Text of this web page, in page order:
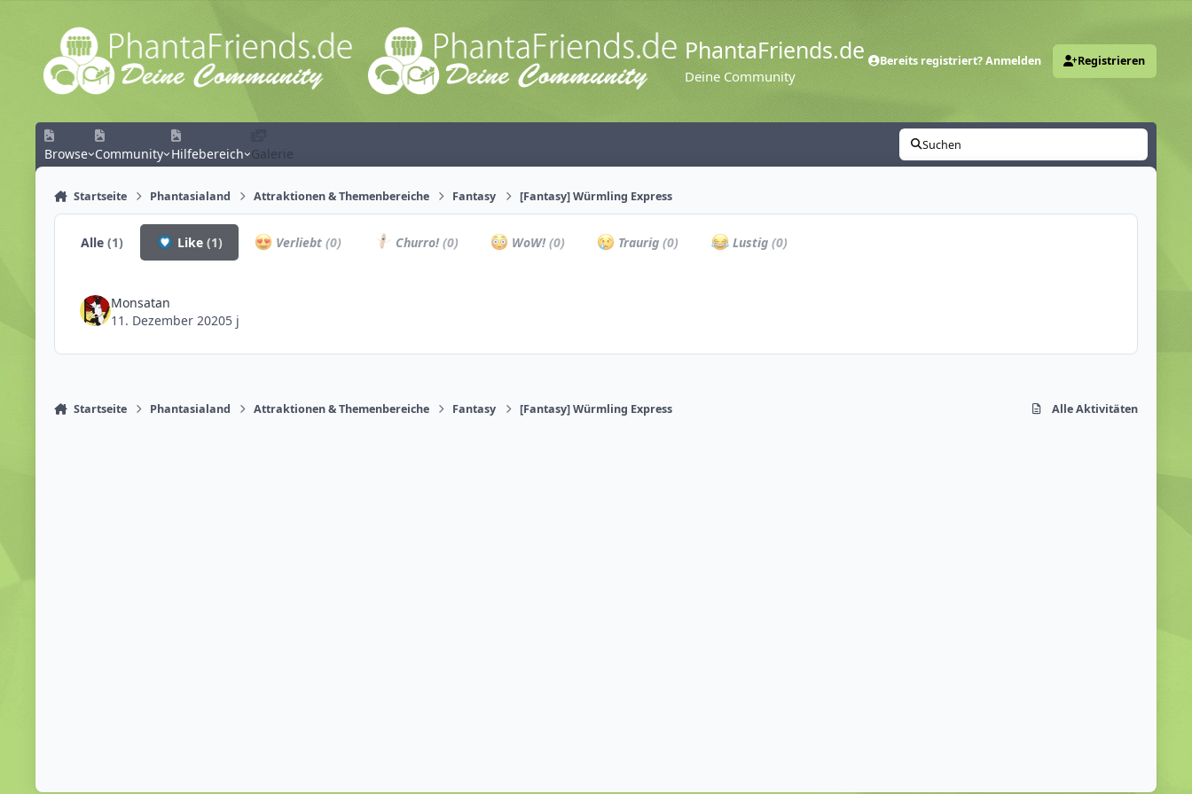
Zum Inhalt springen
PhantaFriends.de
Deine Community
Bereits registriert? Anmelden Registrieren
Browse Community Hilfebereich Galerie
Suchen
Startseite Phantasialand Attraktionen & Themenbereiche Fantasy [Fantasy] Würmling Express
Alle(1) Like (1) Verliebt(0) Churro!(0) WoW!(0) Traurig(0) Lustig (0)
Monsatan
11. Dezember 20205 j
Startseite Phantasialand Attraktionen & Themenbereiche Fantasy [Fantasy] Würmling Express Alle Aktivitäten